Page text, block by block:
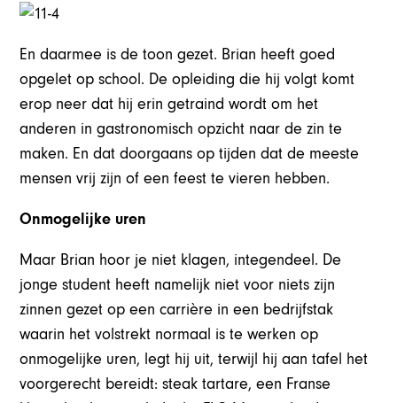
En daarmee is de toon gezet. Brian heeft goed
opgelet op school. De opleiding die hij volgt komt
erop neer dat hij erin getraind wordt om het
anderen in gastronomisch opzicht naar de zin te
maken. En dat doorgaans op tijden dat de meeste
mensen vrij zijn of een feest te vieren hebben.
Onmogelijke uren
Maar Brian hoor je niet klagen, integendeel. De
jonge student heeft namelijk niet voor niets zijn
zinnen gezet op een carrière in een bedrijfstak
waarin het volstrekt normaal is te werken op
onmogelijke uren, legt hij uit, terwijl hij aan tafel het
voorgerecht bereidt: steak tartare, een Franse